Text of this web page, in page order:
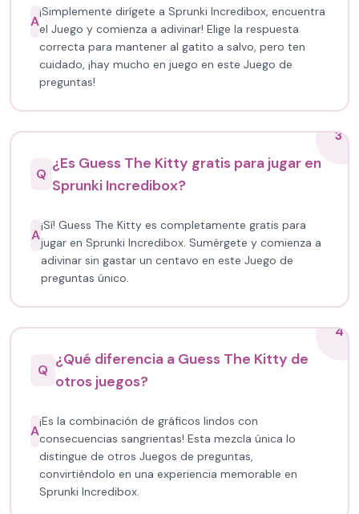
A
¡Simplemente dirígete a Sprunki Incredibox, encuentra
el Juego y comienza a adivinar! Elige la respuesta
correcta para mantener al gatito a salvo, pero ten
cuidado, ¡hay mucho en juego en este Juego de
preguntas!
3
Q
¿Es Guess The Kitty gratis para jugar en
Sprunki Incredibox?
A
¡Sí! Guess The Kitty es completamente gratis para
jugar en Sprunki Incredibox. Sumérgete y comienza a
adivinar sin gastar un centavo en este Juego de
preguntas único.
4
Q
¿Qué diferencia a Guess The Kitty de
otros juegos?
A
¡Es la combinación de gráficos lindos con
consecuencias sangrientas! Esta mezcla única lo
distingue de otros Juegos de preguntas,
convirtiéndolo en una experiencia memorable en
Sprunki Incredibox.